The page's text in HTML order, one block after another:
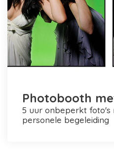
Photobooth
5 uur onbeperkt foto's maken en printen +
personele begeleiding